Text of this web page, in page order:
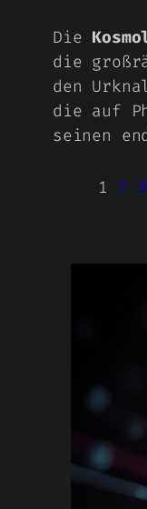
Die
die
den
die auf
seinen
1 2 3